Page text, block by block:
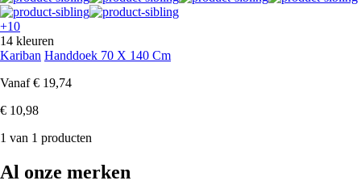
+10
14 kleuren
Kariban Handdoek 70 X 140 Cm
Vanaf € 19,74
€ 10,98
1 van 1 producten
Al onze merken